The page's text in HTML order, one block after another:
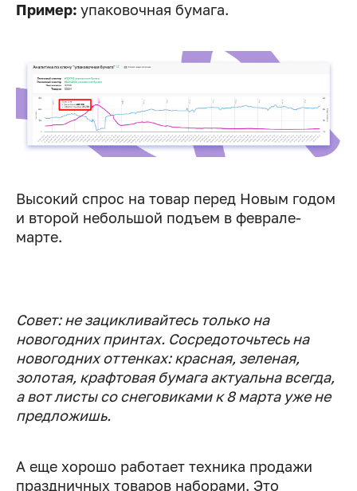
Пример: упаковочная бумага.
Высокий спрос на товар перед Новым годом
и второй небольшой подъем в феврале-
марте.
Совет: не зацикливайтесь только на
новогодних принтах. Сосредоточьтесь на
новогодних оттенках: красная, зеленая,
золотая, крафтовая бумага актуальна всегда,
а вот листы со снеговиками к 8 марта уже не
предложишь.
А еще хорошо работает техника продажи
праздничных товаров наборами. Это